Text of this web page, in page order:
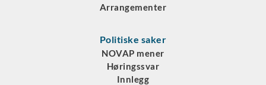
Arrangementer
Politiske saker
NOVAP mener
Høringssvar
Innlegg